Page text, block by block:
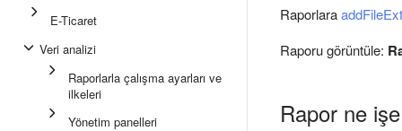
E-Ticaret
Veri analizi
Raporlarla çalışma ayarları ve
ilkeleri
Yönetim panelleri
Raporlara
Raporu görüntüle:
Rapor ne